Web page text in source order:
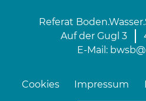
Referat
Auf der Gugl 3
E-Mail:
Cookies Impressum